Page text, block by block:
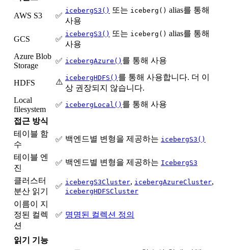
AWS S3 ✅
icebergS3() 또는 iceberg() alias를 통해
사용
GCS ✅
icebergS3() 또는 iceberg() alias를 통해
사용
Azure Blob
Storage
✅ icebergAzure() 를 통해 사용
HDFS ⚠️ icebergHDFS() 를 통해 사용합니다. 더 이
상 권장되지 않습니다.
Local
filesystem
✅ icebergLocal() 를 통해 사용
접근 방식
테이블 함
수
✅ 백엔드별 변형을 제공하는 icebergS3()
테이블 엔
진
✅ 백엔드별 변형을 제공하는 IcebergS3
클러스터
분산 읽기
✅ icebergS3Cluster, icebergAzureCluster,
icebergHDFSCluster
이름이 지
정된 컬렉
션
✅ 명명된 컬렉션 정의
읽기 기능